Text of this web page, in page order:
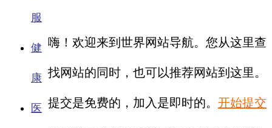
服
健
康
医
嗨！欢迎来到世界网站导航。您从这里查
找网站的同时，也可以推荐网站到这里。
提交是免费的，加入是即时的。 开始提交